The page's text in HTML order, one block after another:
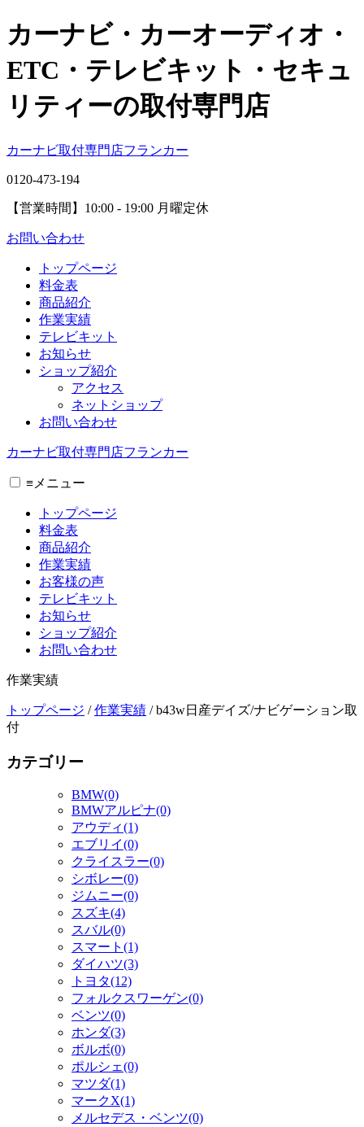
カーナビ・カーオーディオ・
ETC・テレビキット・セキュ
リティーの取付専門店
カーナビ取付専⾨店フランカー
0120-473-194
【営業時間】 10:00 - 19:00 月曜定休
お問い合わせ
トップページ
料金表
商品紹介
作業実績
テレビキット
お知らせ
ショップ紹介
アクセス
ネットショップ
お問い合わせ
カーナビ取付専⾨店フランカー
≡ メニュー
トップページ
料金表
商品紹介
作業実績
お客様の声
テレビキット
お知らせ
ショップ紹介
お問い合わせ
作業実績
トップページ /作業実績 /b43w日産デイズ/ナビゲーション取
付
カテゴリー
BMW(0)
BMWアルピナ(0)
アウディ(1)
エブリイ(0)
クライスラー(0)
シボレー(0)
ジムニー(0)
スズキ(4)
スバル(0)
スマート(1)
ダイハツ(3)
トヨタ(12)
フォルクスワーゲン(0)
ベンツ(0)
ホンダ(3)
ボルボ(0)
ポルシェ(0)
マツダ(1)
マークX(1)
メルセデス・ベンツ(0)